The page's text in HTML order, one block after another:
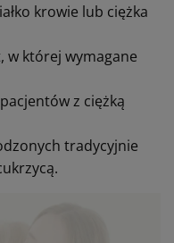
krowie lub ciężka
w której wymagane
z ciężką
tradycyjnie